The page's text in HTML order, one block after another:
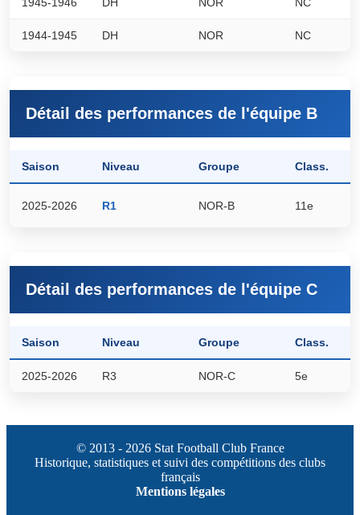
1944-1945 DH NOR NC
Détail des performances de l'équipe B
Saison Niveau Groupe Class.
2025-2026 R1 NOR-B 11e
Détail des performances de l'équipe C
Saison Niveau Groupe Class.
2025-2026 R3 NOR-C 5e
© 2013 - 2026 Stat Football Club France
Historique, statistiques et suivi des compétitions des clubs
français
Mentions légales